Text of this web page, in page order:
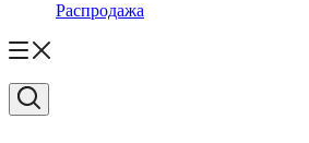
Распродажа